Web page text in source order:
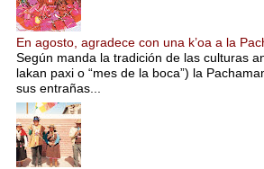
En agosto, agradece con una k’oa a la
Según manda la tradición de las culturas
lakan paxi o “mes de la boca”) la
sus entrañas...